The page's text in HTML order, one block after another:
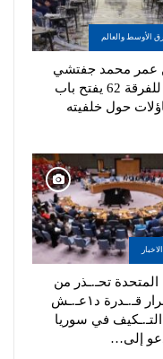
الأوسط والعالم
عمر محمد جفتشي
قائداً للفرقة 62 يفتح باب
حول خلفيته
المتحدة تحـ.ـذر من
استمرار قـ.ـدرة د١عـ.ـش
في سوريا
إلى…